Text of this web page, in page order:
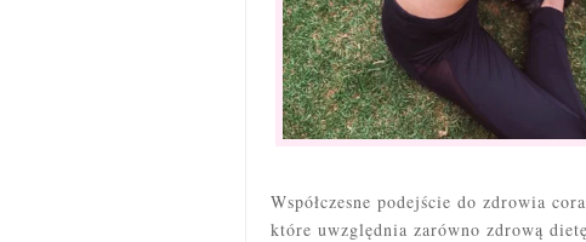
Współczesne podejście do zdrowia
które uwzględnia zarówno zdrową